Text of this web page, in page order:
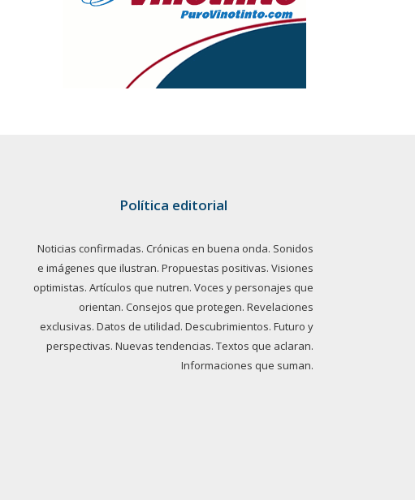
Política editorial
Noticias confirmadas. Crónicas en buena onda. Sonidos
e imágenes que ilustran. Propuestas positivas. Visiones
optimistas. Artículos que nutren. Voces y personajes que
orientan. Consejos que protegen. Revelaciones
exclusivas. Datos de utilidad. Descubrimientos. Futuro y
perspectivas. Nuevas tendencias. Textos que aclaran.
Informaciones que suman.